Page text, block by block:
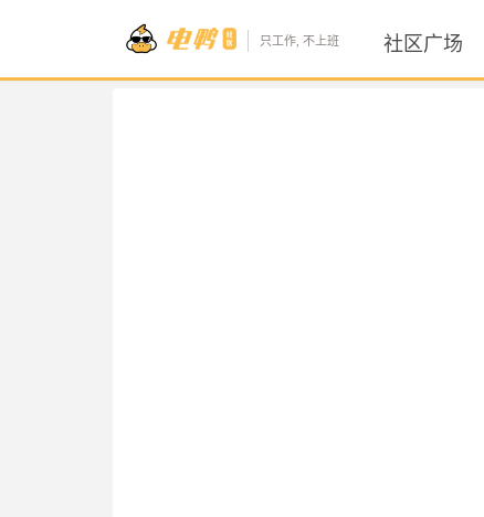
只工作, 不上班 社区广场